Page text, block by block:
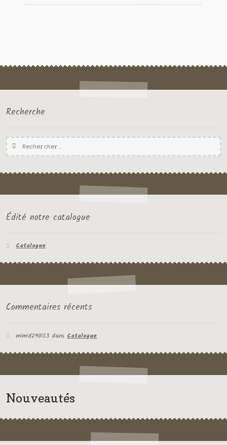
Recherche
Rechercher :
Édité notre catalogue
Catalogue
Commentaires récents
mimid290153 dansCatalogue
Nouveautés